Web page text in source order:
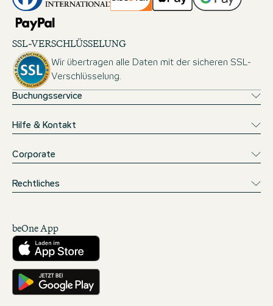
SSL-VERSCHLÜSSELUNG
Wir übertragen alle Daten mit der sicheren SSL-
Verschlüsselung.
Buchungsservice
Hilfe & Kontakt
Corporate
Rechtliches
beOne App
Herunterladen aus dem App Store
Hole es dir auf Google Play